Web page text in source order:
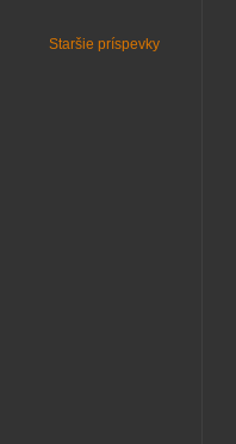
Staršie príspevky